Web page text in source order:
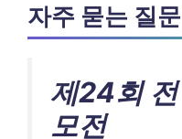
자주 묻는 질문
제24회
모전